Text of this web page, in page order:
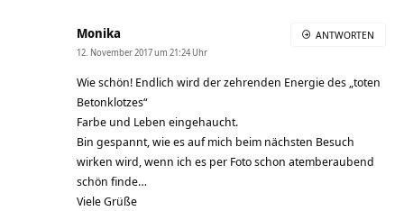
Monika
12. November 2017 um 21:24 Uhr
Wie schön! Endlich wird der zehrenden Energie des „toten
Betonklotzes“
Farbe und Leben eingehaucht.
Bin gespannt, wie es auf mich beim nächsten Besuch
wirken wird, wenn ich es per Foto schon atemberaubend
schön finde…
Viele Grüße
ANTWORTEN